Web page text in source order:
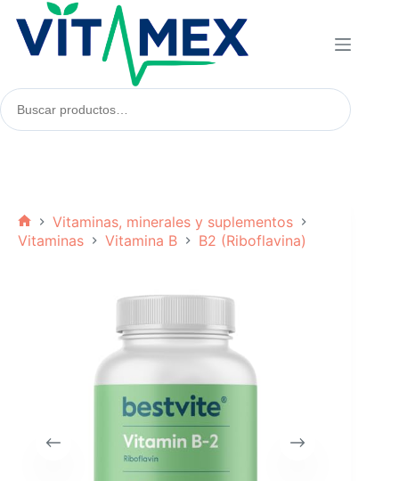
contenido
Buscar
productos:
Inicio
Vitaminas, minerales y suplementos
Vitaminas
Vitamina B B2 (Riboflavina)